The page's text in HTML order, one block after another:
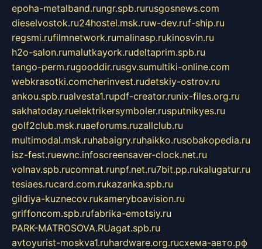
epoha-metalband.rungr.spb.rurusgosnews.com
dieselvostok.ru24hostel.msk.ruw-dev.ruf-ship.ru
regsmi.rufilmnetwork.rumalinasp.rukinosvin.ru
h2o-salon.rumalutkayork.rudeltaprim.spb.ru
tango-perm.rugooddir.rusgv.sumultiki-online.com
webkrasotki.comcherinvest.rudetskiy-ostrov.ru
ankou.spb.rualvesta1.rupdf-creator.runix-files.org.ru
sakhatoday.ruelektrikersymboler.rusputnikyes.ru
golf2club.msk.ruaeforums.ruzallclub.ru
multimodal.msk.ruhabaigry.ruhaikko.rusobakopedia.ru
isz-fest.ruewnc.infoscreensaver-clock.net.ru
volnav.spb.rucomnat.runpf.net.ru7bit.pp.rukalugatur.ru
tesiaes.rucard.com.rukazanka.spb.ru
gildiya-kuznecov.rukameryboavision.ru
griffoncom.spb.rufabrika-emotsiy.ru
PARK-MATROSOVA.RUagat.spb.ru
avtoyurist-moskva1.ruhardware.org.ruсхема-авто.рф